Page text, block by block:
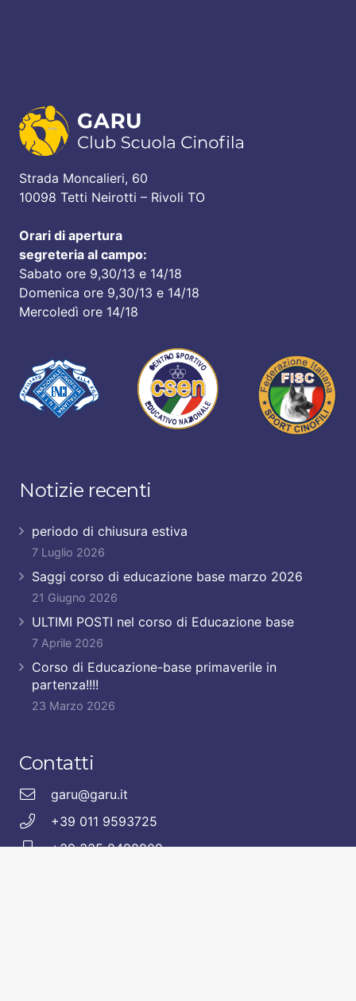
Strada Moncalieri, 60
10098 Tetti Neirotti – Rivoli TO
Orari di apertura
segreteria al campo:
Sabato ore 9,30/13 e 14/18
Domenica ore 9,30/13 e 14/18
Mercoledì ore 14/18
Notizie recenti
periodo di chiusura estiva
7 Luglio 2026
Saggi corso di educazione base marzo 2026
21 Giugno 2026
ULTIMI POSTI nel corso di Educazione base
7 Aprile 2026
Corso di Educazione-base primaverile in
partenza!!!!
23 Marzo 2026
Contatti
garu@garu.it
+39 011 9593725
+39 335 8498909